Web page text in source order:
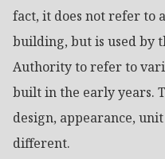
fact, it does not refer to
building, but is used by
Authority to refer to
built in the early years.
design, appearance,